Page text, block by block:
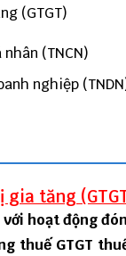
(GTGT)
(TNCN)
nghiệp
tăng
hoạt động
thuế GTGT